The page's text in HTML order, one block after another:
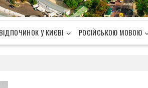
ВІДПОЧИНОК У КИЄВІ РОСІЙСЬКОЮ МОВОЮ